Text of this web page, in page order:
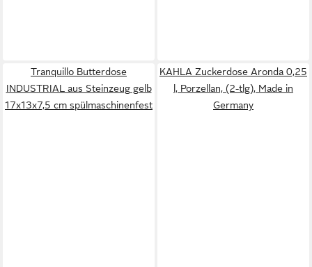
Tranquillo Butterdose
INDUSTRIAL aus Steinzeug gelb
17x13x7,5 cm spülmaschinenfest
KAHLA Zuckerdose Aronda 0,25
l, Porzellan, (2-tlg), Made in
Germany